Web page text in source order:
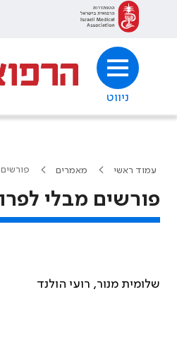
ניווט
עמוד ראשי מאמרים
פורשים מבלי
שלומית מנור, רועי הולנד